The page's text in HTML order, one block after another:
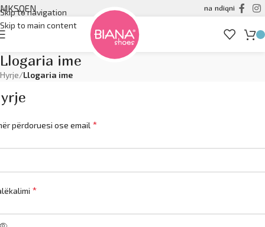
Skip to navigation
Skip to main content
MKSQEN na ndiqni
Llogaria ime
Hyrje/Llogaria ime
përdoruesi ose email *
*